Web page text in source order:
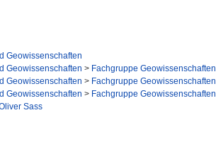
Geowissenschaften
Geowissenschaften > Fachgruppe Geowissenschaften
Geowissenschaften > Fachgruppe Geowissenschaften
Geowissenschaften > Fachgruppe Geowissenschaften
Sass